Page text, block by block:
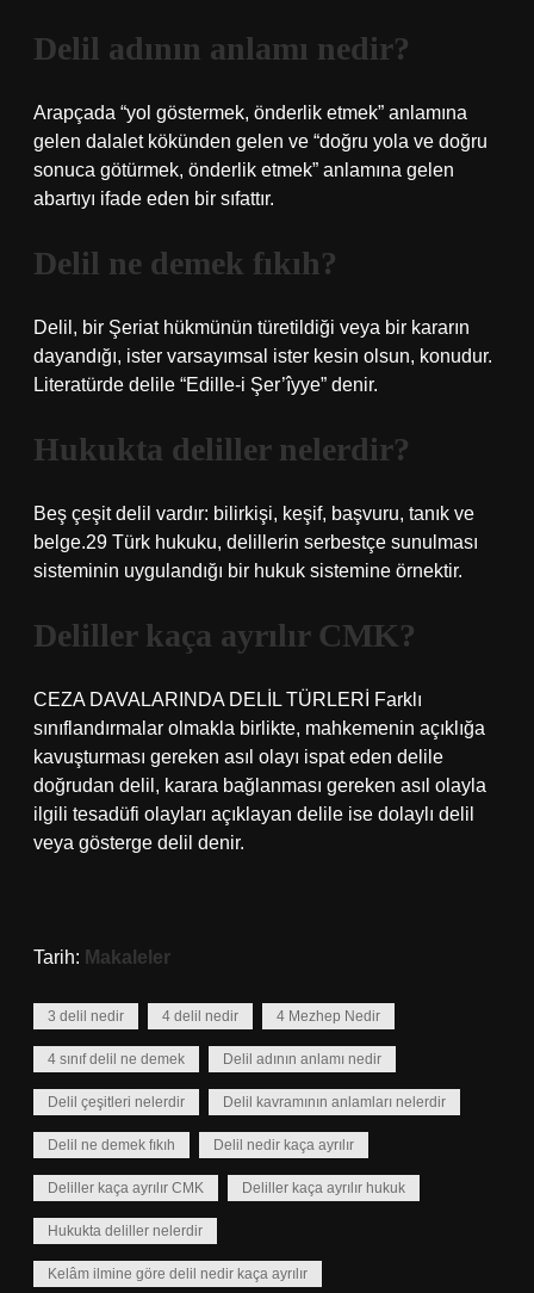
Delil adının anlamı nedir?
Arapçada “yol göstermek, önderlik etmek” anlamına
gelen dalalet kökünden gelen ve “doğru yola ve doğru
sonuca götürmek, önderlik etmek” anlamına gelen
abartıyı ifade eden bir sıfattır.
Delil ne demek fıkıh?
Delil, bir Şeriat hükmünün türetildiği veya bir kararın
dayandığı, ister varsayımsal ister kesin olsun, konudur.
Literatürde delile “Edille-i Şer’îyye” denir.
Hukukta deliller nelerdir?
Beş çeşit delil vardır: bilirkişi, keşif, başvuru, tanık ve
belge.29 Türk hukuku, delillerin serbestçe sunulması
sisteminin uygulandığı bir hukuk sistemine örnektir.
Deliller kaça ayrılır CMK?
CEZA DAVALARINDA DELİL TÜRLERİ Farklı
sınıflandırmalar olmakla birlikte, mahkemenin açıklığa
kavuşturması gereken asıl olayı ispat eden delile
doğrudan delil, karara bağlanması gereken asıl olayla
ilgili tesadüfi olayları açıklayan delile ise dolaylı delil
veya gösterge delil denir.
Tarih: Makaleler
3 delil nedir 4 delil nedir 4 Mezhep Nedir
4 sınıf delil ne demek Delil adının anlamı nedir
Delil çeşitleri nelerdir Delil kavramının anlamları nelerdir
Delil ne demek fıkıh Delil nedir kaça ayrılır
Deliller kaça ayrılır CMK Deliller kaça ayrılır hukuk
Hukukta deliller nelerdir
Kelâm ilmine göre delil nedir kaça ayrılır